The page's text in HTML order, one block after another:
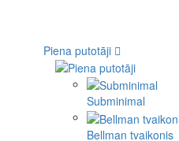
Piena putotāji
Subminimal
Bellman tvaikonis